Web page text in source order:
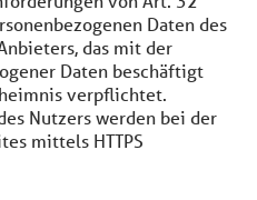
Daten des
das mit der
Daten beschäftigt
verpflichtet.
Nutzers werden bei der
mittels HTTPS